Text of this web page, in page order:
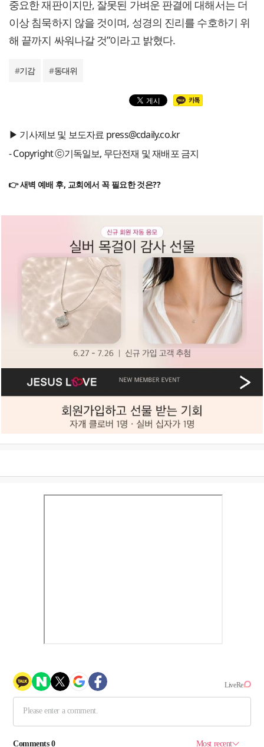
중요한 재판이지만, 잘못된 가벼운 판결에 대해서는 더
이상 침묵하지 않을 것이며, 성경의 진리를 수호하기 위
해 끝까지 싸워나갈 것”이라고 밝혔다.
#기감 #동대위
▶ 기사제보 및 보도자료 press@cdaily.co.kr
- Copyright ⓒ기독일보, 무단전재 및 재배포 금지
👉 새벽 예배 후, 교회에서 꼭 필요한 것은??